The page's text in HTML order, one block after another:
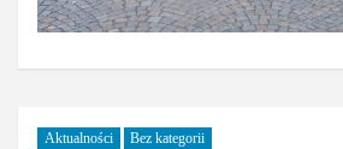
Aktualności Bez kategorii